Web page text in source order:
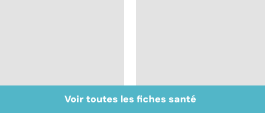
Faire du sport à
domicile, c'est facile !
Don de gamètes : le
pour et le contre
Voir toutes les fiches santé